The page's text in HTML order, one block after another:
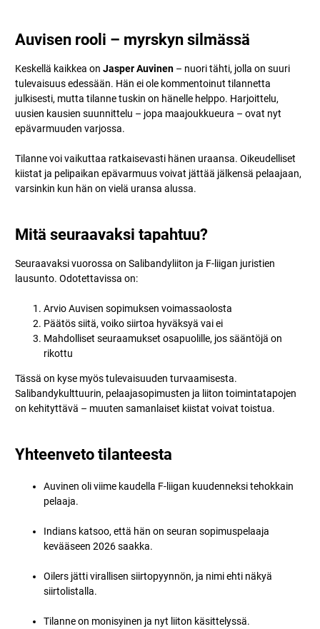
Auvisen rooli – myrskyn silmässä
Keskellä kaikkea on Jasper Auvinen – nuori tähti, jolla on suuri
tulevaisuus edessään. Hän ei ole kommentoinut tilannetta
julkisesti, mutta tilanne tuskin on hänelle helppo. Harjoittelu,
uusien kausien suunnittelu – jopa maajoukkueura – ovat nyt
epävarmuuden varjossa.
Tilanne voi vaikuttaa ratkaisevasti hänen uraansa. Oikeudelliset
kiistat ja pelipaikan epävarmuus voivat jättää jälkensä pelaajaan,
varsinkin kun hän on vielä uransa alussa.
Mitä seuraavaksi tapahtuu?
Seuraavaksi vuorossa on Salibandyliiton ja F-liigan juristien
lausunto. Odotettavissa on:
Arvio Auvisen sopimuksen voimassaolosta
Päätös siitä, voiko siirtoa hyväksyä vai ei
Mahdolliset seuraamukset osapuolille, jos sääntöjä on
rikottu
Tässä on kyse myös tulevaisuuden turvaamisesta.
Salibandykulttuurin, pelaajasopimusten ja liiton toimintatapojen
on kehityttävä – muuten samanlaiset kiistat voivat toistua.
Yhteenveto tilanteesta
Auvinen oli viime kaudella F-liigan kuudenneksi tehokkain
pelaaja.
Indians katsoo, että hän on seuran sopimuspelaaja
kevääseen 2026 saakka.
Oilers jätti virallisen siirtopyynnön, ja nimi ehti näkyä
siirtolistalla.
Tilanne on monisyinen ja nyt liiton käsittelyssä.